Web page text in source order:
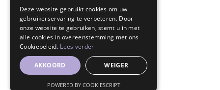
Deze website gebruikt cookies om uw
gebruikerservaring te verbeteren. Door
onze website te gebruiken, stemt u in met
alle cookies in overeenstemming met ons
Cookiebeleid. Lees verder
AKKOORD WEIGER
POWERED BY COOKIESCRIPT